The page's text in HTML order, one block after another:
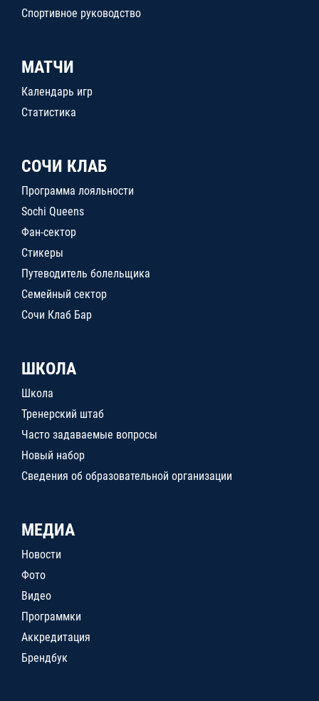
Спортивное руководство
МАТЧИ
Календарь игр
Статистика
СОЧИ КЛАБ
Программа лояльности
Sochi Queens
Фан-сектор
Стикеры
Путеводитель болельщика
Семейный сектор
Сочи Клаб Бар
ШКОЛА
Школа
Тренерский штаб
Часто задаваемые вопросы
Новый набор
Сведения об образовательной организации
МЕДИА
Новости
Фото
Видео
Программки
Аккредитация
Брендбук